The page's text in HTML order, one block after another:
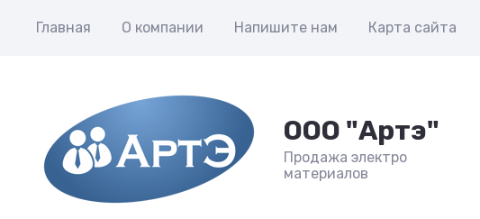
Главная О компании Напишите нам Карта сайта
ООО "Артэ"
Продажа электро
материалов